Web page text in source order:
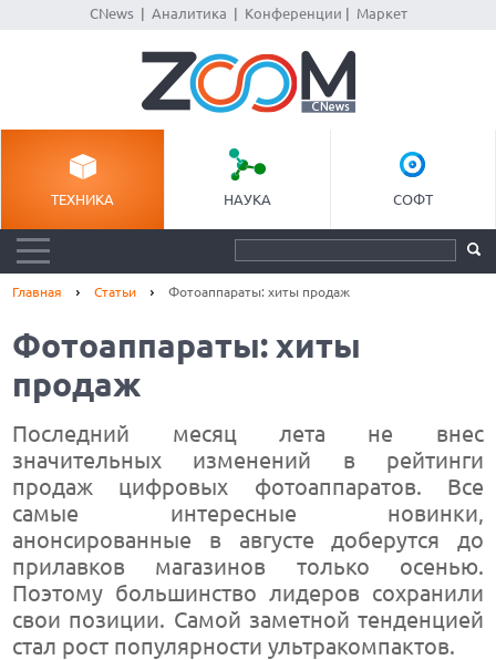
CNews| Аналитика Конференции Маркет
ТЕХНИКА НАУКА СОФТ
Главная Статьи Фотоаппараты: хиты продаж
Фотоаппараты: хиты
продаж
Последний месяц лета не внес
значительных изменений в рейтинги
продаж цифровых фотоаппаратов. Все
самые интересные новинки,
анонсированные в августе доберутся до
прилавков магазинов только осенью.
Поэтому большинство лидеров сохранили
свои позиции. Самой заметной тенденцией
стал рост популярности ультракомпактов.